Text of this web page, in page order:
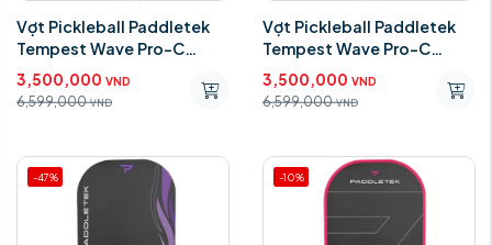
Vợt Pickleball Paddletek
Tempest Wave Pro-C
14.3mm Blue Riptide
Standar
3,500,000 VND
6,599,000 VND
Vợt Pickleball Paddletek
Tempest Wave Pro-C
14.3mm Red Wildfire
Standar
3,500,000 VND
6,599,000 VND
-47% -10%